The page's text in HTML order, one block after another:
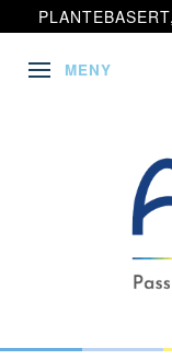
VEKSLE
MENY